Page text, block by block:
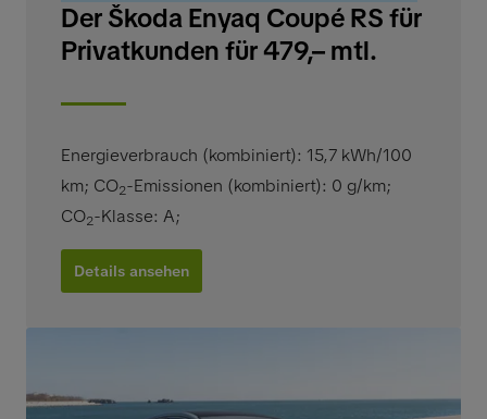
Der Škoda Enyaq Coupé RS für
Privatkunden für 479,– mtl.
Energieverbrauch (kombiniert): 15,7 kWh/100
km; CO2-Emissionen (kombiniert): 0 g/km;
CO2-Klasse: A;
Details ansehen